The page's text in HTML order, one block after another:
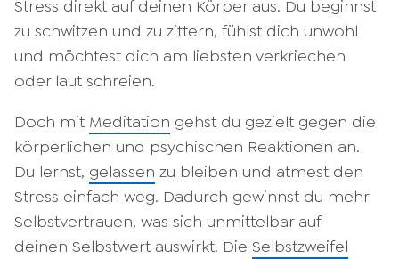
Stress direkt auf deinen Körper aus. Du beginnst
zu schwitzen und zu zittern, fühlst dich unwohl
und möchtest dich am liebsten verkriechen
oder laut schreien.
Doch mit Meditation gehst du gezielt gegen die
körperlichen und psychischen Reaktionen an.
Du lernst, gelassen zu bleiben und atmest den
Stress einfach weg. Dadurch gewinnst du mehr
Selbstvertrauen, was sich unmittelbar auf
deinen Selbstwert auswirkt. Die Selbstzweifel